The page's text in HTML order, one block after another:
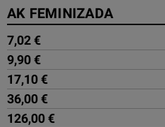
AK FEMINIZADA
7,02 €
9,90 €
17,10 €
36,00 €
126,00 €